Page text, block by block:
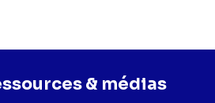
& médias